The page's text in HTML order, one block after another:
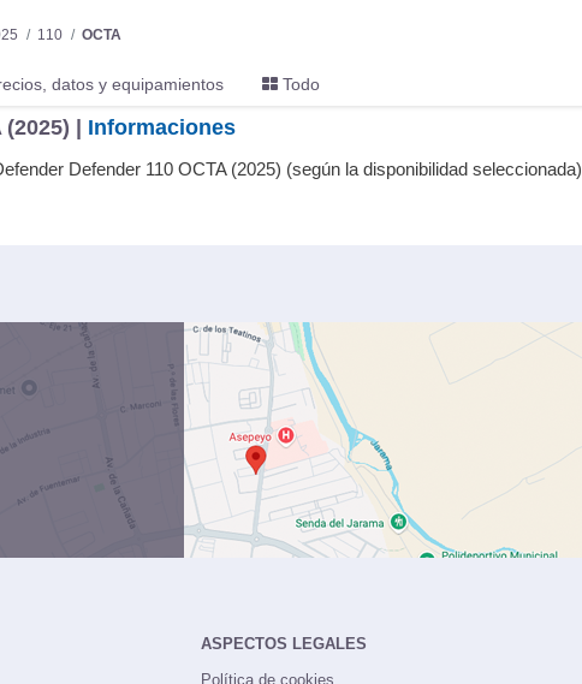
110 OCTA
datos y equipamientos Todo
| Informaciones
Defender 110 OCTA (2025) (según la disponibilidad seleccionada)
ASPECTOS LEGALES
Política de cookies